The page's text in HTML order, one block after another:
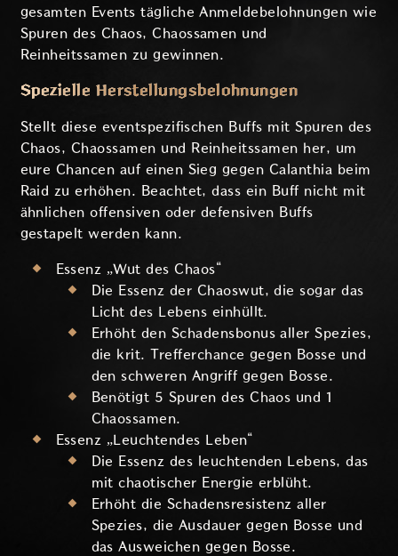
gesamten Events tägliche Anmeldebelohnungen wie
Spuren des Chaos, Chaossamen und
Reinheitssamen zu gewinnen.
Spezielle Herstellungsbelohnungen
Stellt diese eventspezifischen Buffs mit Spuren des
Chaos, Chaossamen und Reinheitssamen her, um
eure Chancen auf einen Sieg gegen Calanthia beim
Raid zu erhöhen. Beachtet, dass ein Buff nicht mit
ähnlichen offensiven oder defensiven Buffs
gestapelt werden kann.
Essenz „Wut des Chaos“
Die Essenz der Chaoswut, die sogar das
Licht des Lebens einhüllt.
Erhöht den Schadensbonus aller Spezies,
die krit. Trefferchance gegen Bosse und
den schweren Angriff gegen Bosse.
Benötigt 5 Spuren des Chaos und 1
Chaossamen.
Essenz „Leuchtendes Leben“
Die Essenz des leuchtenden Lebens, das
mit chaotischer Energie erblüht.
Erhöht die Schadensresistenz aller
Spezies, die Ausdauer gegen Bosse und
das Ausweichen gegen Bosse.